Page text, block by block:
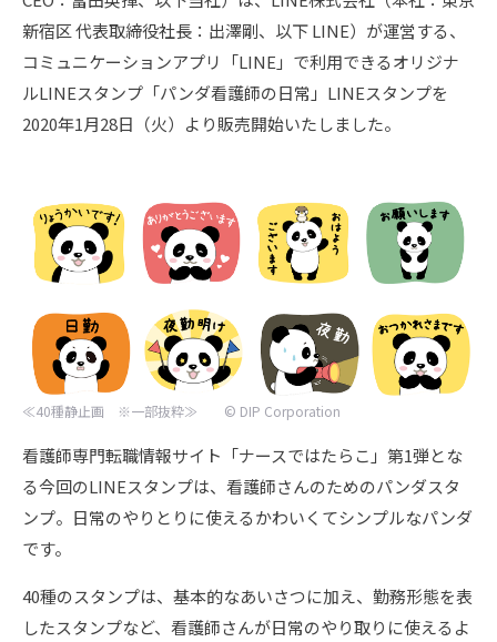
新宿区 代表取締役社長：出澤剛、以下 LINE）が運営する、
コミュニケーションアプリ「LINE」で利用できるオリジナ
ルLINEスタンプ「パンダ看護師の日常」LINEスタンプを
2020年1月28日（火）より販売開始いたしました。
≪40種静止画 ※一部抜粋≫ © DIP Corporation
看護師専門転職情報サイト「ナースではたらこ」第1弾とな
る今回のLINEスタンプは、看護師さんのためのパンダスタ
ンプ。日常のやりとりに使えるかわいくてシンプルなパンダ
です。
40種のスタンプは、基本的なあいさつに加え、勤務形態を表
したスタンプなど、看護師さんが日常のやり取りに使えるよ